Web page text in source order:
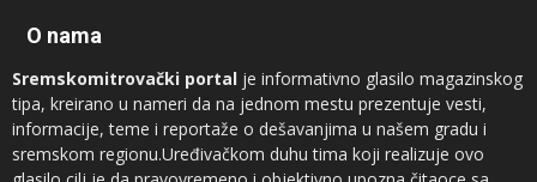
O nama
Sremskomitrovački portal je informativno glasilo magazinskog
tipa, kreirano u nameri da na jednom mestu prezentuje vesti,
informacije, teme i reportaže o dešavanjima u našem gradu i
sremskom regionu.Uređivačkom duhu tima koji realizuje ovo